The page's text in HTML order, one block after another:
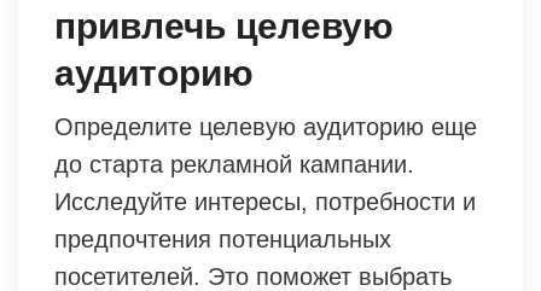
привлечь целевую
аудиторию
Определите целевую аудиторию еще
до старта рекламной кампании.
Исследуйте интересы, потребности и
предпочтения потенциальных
посетителей. Это поможет выбрать